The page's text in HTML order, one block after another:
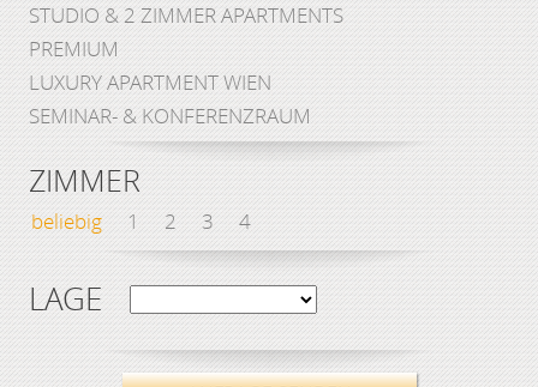
STUDIO & 2 ZIMMER APARTMENTS
PREMIUM
LUXURY APARTMENT WIEN
SEMINAR- & KONFERENZRAUM
ZIMMER
beliebig 1 2 3 4
LAGE